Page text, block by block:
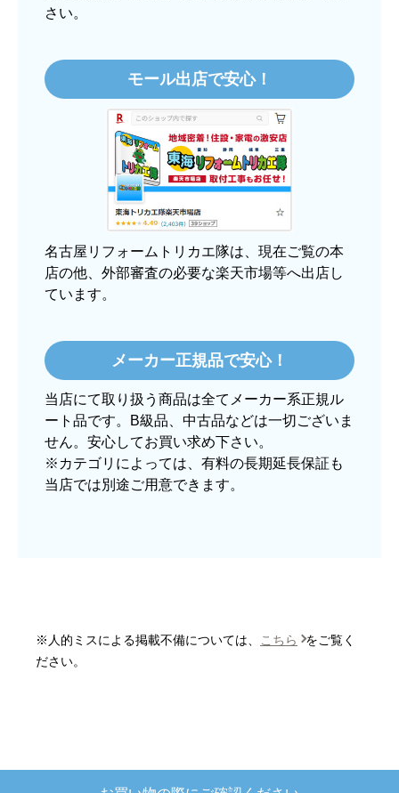
【このショップを選んだ理由は？】
【注文からどのくらいで届きましたか？】
3日程で届きました。発送作業が早かったです。
【その他感想・コメント】
大手ネットショップよりも結構安いところで買う
のは不安でしたが、発送もかなり早くて、梱包も
丁寧でした。
2025年12月24日 21:44
欲しい商品をスムーズに注文できましたか？
はい
ショップからの連絡や対応は適切でしたか？
はい
予定の期日までに商品が届きましたか？
さい。
モール出店で安心！
名古屋リフォームトリカエ隊は、現在ご覧の本
店の他、外部審査の必要な楽天市場等へ出店し
ています。
メーカー正規品で安心！
当店にて取り扱う商品は全てメーカー系正規ル
ート品です。B級品、中古品などは一切ございま
せん。安心してお買い求め下さい。
※カテゴリによっては、有料の長期延長保証も
当店では別途ご用意できます。
※人的ミスによる掲載不備については、 こちら
をご覧く
ださい。